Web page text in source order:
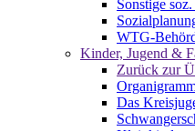
Sonstige
WTG-
Kinder, Jugend &
Zurück zur
Das